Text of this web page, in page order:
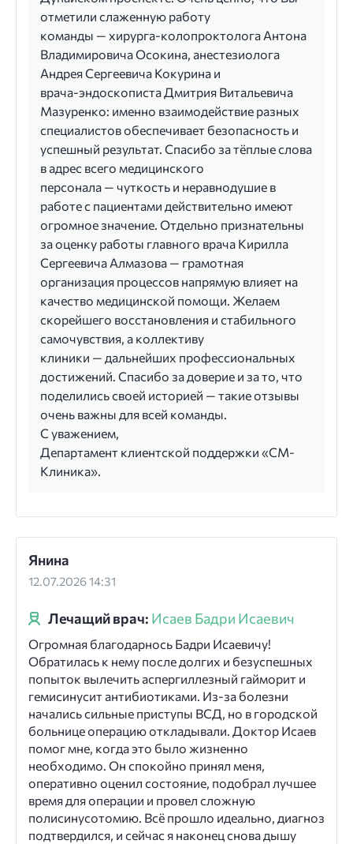
отметили слаженную работу
команды — хирурга‑колопроктолога Антона
Владимировича Осокина, анестезиолога
Андрея Сергеевича Кокурина и
врача‑эндоскописта Дмитрия Витальевича
Мазуренко: именно взаимодействие разных
специалистов обеспечивает безопасность и
успешный результат. Спасибо за тёплые слова
в адрес всего медицинского
персонала — чуткость и неравнодушие в
работе с пациентами действительно имеют
огромное значение. Отдельно признательны
за оценку работы главного врача Кирилла
Сергеевича Алмазова — грамотная
организация процессов напрямую влияет на
качество медицинской помощи. Желаем
скорейшего восстановления и стабильного
самочувствия, а коллективу
клиники — дальнейших профессиональных
достижений. Спасибо за доверие и за то, что
поделились своей историей — такие отзывы
очень важны для всей команды.
С уважением,
Департамент клиентской поддержки «СМ-
Клиника».
Янина
12.07.2026 14:31
Лечащий врач: Исаев Бадри Исаевич
Огромная благодарнось Бадри Исаевичу!
Обратилась к нему после долгих и безуспешных
попыток вылечить аспергиллезный гайморит и
гемисинусит антибиотиками. Из-за болезни
начались сильные приступы ВСД, но в городской
больнице операцию откладывали. Доктор Исаев
помог мне, когда это было жизненно
необходимо. Он спокойно принял меня,
оперативно оценил состояние, подобрал лучшее
время для операции и провел сложную
полисинусотомию. Всё прошло идеально, диагноз
подтвердился, и сейчас я наконец снова дышу